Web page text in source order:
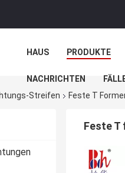
HAUS PRODUKTE
NACHRICHTEN
Streifen Feste T
Feste